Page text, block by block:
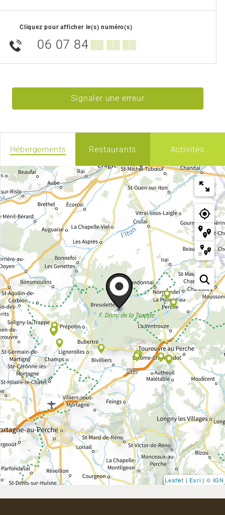
Cliquez pour afficher le(s) numéro(s)
06 07 84▒▒ ▒▒ ▒▒
Signaler une erreur
Hébergements Restaurants Activités
Leaflet | Esri | © IGN